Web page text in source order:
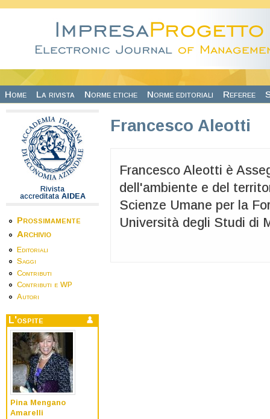
Home La rivista Norme etiche Norme editoriali Referee
Rivista
accreditata AIDEA
Prossimamente
Archivio
Editoriali
Saggi
Contributi
Contributi e WP
Autori
L'ospite
Pina Mengano
Amarelli
Francesco Aleotti
Francesco Aleotti è
dell'ambiente e del
Scienze Umane per la
Università degli Studi di